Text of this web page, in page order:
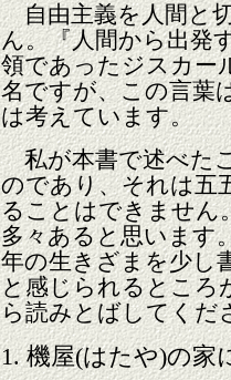
自由主義を人間と
ん。『人間から出発
領であったジスカー
名ですが、この言葉
は考えています。
私が本書で述べた
のであり、それは五
ることはできません
多々あると思います
年の生きざまを少し
と感じられるところ
ら読みとばしてくだ
1.機屋(はたや)の家